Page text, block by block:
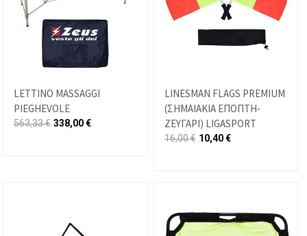
LETTINO MASSAGGI
PIEGHEVOLE
563,33€ 338,00€
LINESMAN FLAGS PREMIUM
(ΣΗΜΑΙΑΚΙΑ ΕΠΟΠΤΗ-
ΖΕΥΓΑΡΙ) LIGASPORT
16,00€ 10,40€